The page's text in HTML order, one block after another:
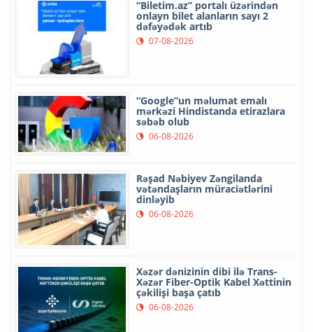
“Biletim.az” portalı üzərindən
onlayn bilet alanların sayı 2
dəfəyədək artıb
07-08-2026
“Google”un məlumat emalı
mərkəzi Hindistanda etirazlara
səbəb olub
06-08-2026
Rəşad Nəbiyev Zəngilanda
vətəndaşların müraciətlərini
dinləyib
06-08-2026
Xəzər dənizinin dibi ilə Trans-
Xəzər Fiber-Optik Kabel Xəttinin
çəkilişi başa çatıb
06-08-2026